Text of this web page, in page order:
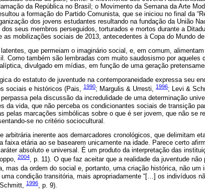
da República no Brasil; o Movimento da Semana da Arte
a formação do Partido Comunista, que se iniciou no final da
dos jovens estudantes resultando na fundação da União
seus membros perseguidos, torturados e mortos durante a
as mobilizações sociais de 2013, antecedentes à Copa do Mundo
que permeiam o imaginário social, e, em comum,
Como também são lembradas com muito saudosismo por aqueles
divulgado em mídias, em função de uma geração
do estatuto de juventude na contemporaneidade expressa seu
sociais e históricos (Pais, 1990; Margulis & Urresti, 1996; Levi &
pela discussão da incredulidade de uma determinação
da vida, que não perceba os condicionantes sociais de transição
pelas marcações simbólicas sobre o que é ser jovem, que não se
se no critério sociocultural.
arbitrária inerente aos demarcadores cronológicos, que delimitam
faixa etária ao se basearem unicamente na idade. Parece certo
absoluto e universal. É um produto da interpretação das
2004, p. 11). O que faz aceitar que a realidade da juventude
mas da ordem do social e, portanto, uma criação histórica, não um
condição transitória, mais apropriadamente “[…] os indivíduos
1996, p. 9).